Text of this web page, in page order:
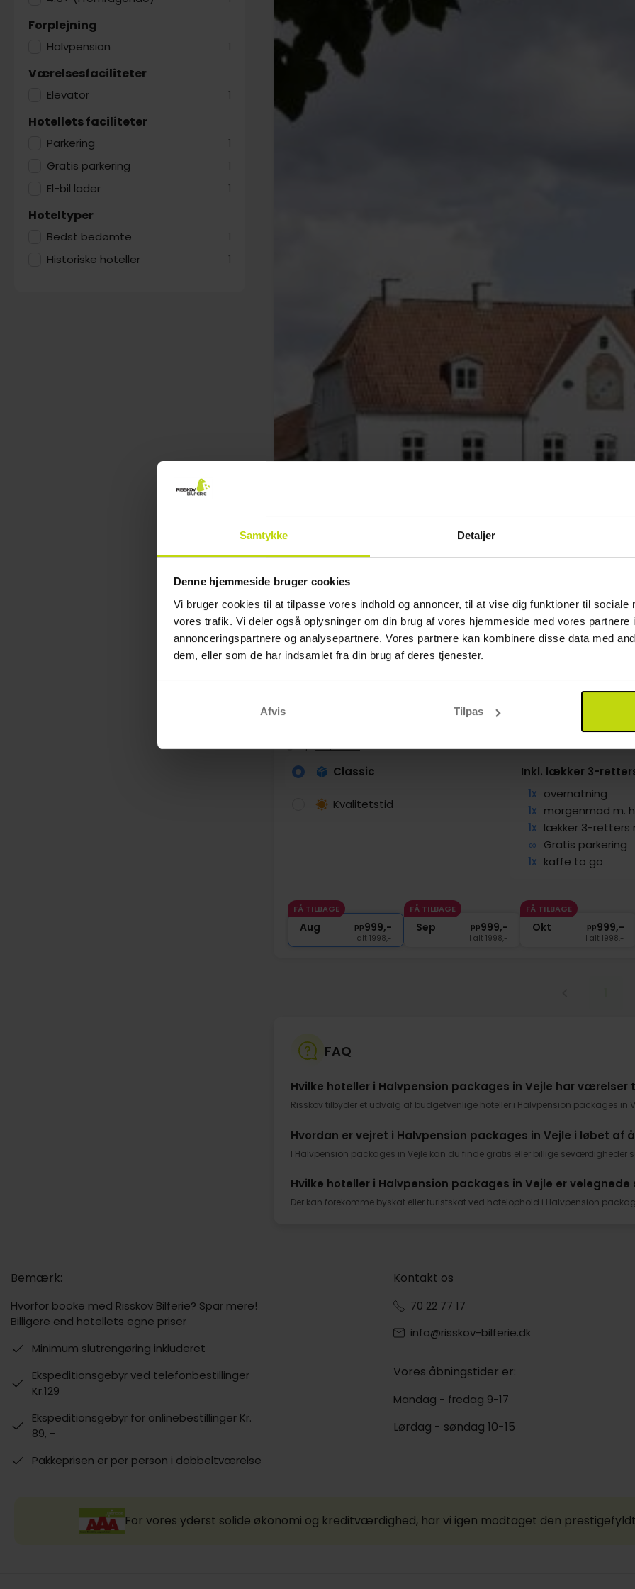
Samtykke Detaljer
Denne hjemmeside bruger cookies
Vi bruger cookies til at tilpasse vores indhold og annoncer, til at vise dig funktioner til sociale
vores trafik. Vi deler også oplysninger om din brug af vores hjemmeside med vores partnere
annonceringspartnere og analysepartnere. Vores partnere kan kombinere disse data med
dem, eller som de har indsamlet fra din brug af deres tjenester.
Afvis Tilpas
Forplejning
Halvpension 1
Værelsesfaciliteter
Elevator 1
Hotellets faciliteter
Parkering 1
Gratis parkering 1
El-bil lader 1
Hoteltyper
Bedst bedømte 1
Historiske hoteller 1
Historie, gastronomi og idyllisk natur
VejleVis på kort
Classic
Kvalitetstid
Inkl. lækker 3-
1x overnatning
1x morgenmad m.
1x lækker 3-retters
∞ Gratis parkering
1x kaffe to go
FÅ TILBAGE
Aug pp999,-
I alt 1998,-
FÅ TILBAGE
Sep pp999,-
I alt 1998,-
FÅ TILBAGE
Okt pp999,-
I alt 1998,-
FAQ
Hvilke hoteller i Halvpension packages in Vejle har
Risskov tilbyder et udvalg af budgetvenlige hoteller i Halvpension packages in
Hvordan er vejret i Halvpension packages in Vejle i løbet af
I Halvpension packages in Vejle kan du finde gratis eller billige seværdigheder
Hvilke hoteller i Halvpension packages in Vejle er
Der kan forekomme byskat eller turistskat ved hotelophold i Halvpension
Bemærk:
Hvorfor booke med Risskov Bilferie? Spar mere!
Billigere end hotellets egne priser
Minimum slutrengøring inkluderet
Ekspeditionsgebyr ved telefonbestillinger
Kr.129
Ekspeditionsgebyr for onlinebestillinger Kr.
89, -
Pakkeprisen er per person i dobbeltværelse
Kontakt os
70 22 77 17
info@risskov-bilferie.dk
Vores åbningstider er:
Mandag - fredag 9-17
Lørdag - søndag 10-15
For vores yderst solide økonomi og kreditværdighed, har vi igen modtaget den